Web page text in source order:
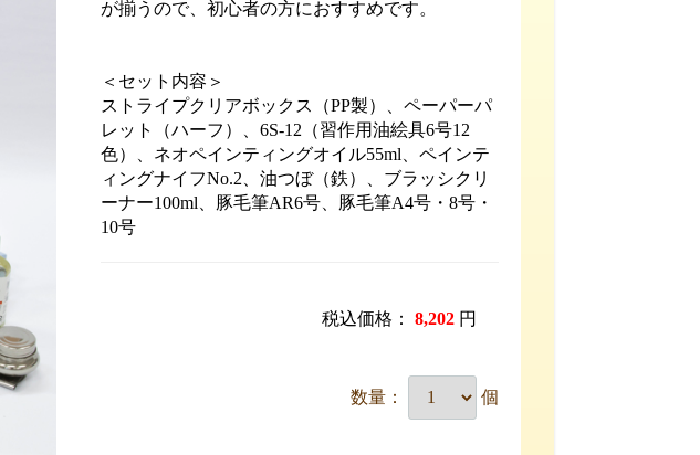
が揃うので、初心者の方におすすめです。
＜セット内容＞
ストライプクリアボックス（PP製）、ペーパーパ
レット（ハーフ）、6S-12（習作用油絵具6号12
色）、ネオペインティングオイル55ml、ペインテ
ィングナイフNo.2、油つぼ（鉄）、ブラッシクリ
ーナー100ml、豚毛筆AR6号、豚毛筆A4号・8号・
10号
税込価格： 8,202 円
数量： 個